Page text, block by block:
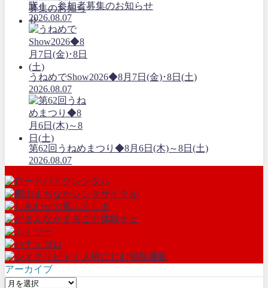
隊！」参加者募集のお知らせ
2026.08.07
うねめでShow2026◆8月7日(金)･8日(土)
2026.08.07
第62回うねめまつり◆8月6日(木)～8日(土)
2026.08.07
アーカイブ
ア